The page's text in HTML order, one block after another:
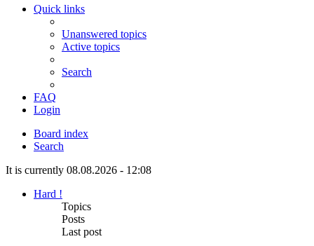
Quick links
Unanswered topics
Active topics
Search
FAQ
Login
Board index
Search
It is currently 08.08.2026 - 12:08
Hard !
Topics
Posts
Last post